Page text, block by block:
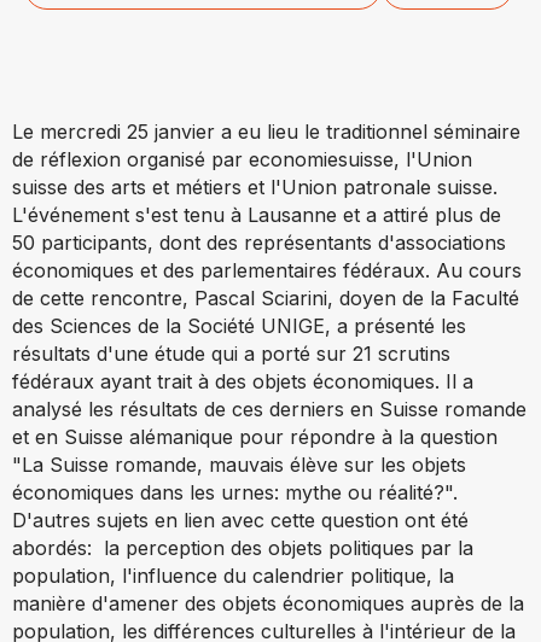
Le mercredi 25 janvier a eu lieu le traditionnel séminaire
de réflexion organisé par economiesuisse, l'Union
suisse des arts et métiers et l'Union patronale suisse.
L'événement s'est tenu à Lausanne et a attiré plus de
50 participants, dont des représentants d'associations
économiques et des parlementaires fédéraux. Au cours
de cette rencontre, Pascal Sciarini, doyen de la Faculté
des Sciences de la Société UNIGE, a présenté les
résultats d'une étude qui a porté sur 21 scrutins
fédéraux ayant trait à des objets économiques. Il a
analysé les résultats de ces derniers en Suisse romande
et en Suisse alémanique pour répondre à la question
"La Suisse romande, mauvais élève sur les objets
économiques dans les urnes: mythe ou réalité?".
D'autres sujets en lien avec cette question ont été
abordés: la perception des objets politiques par la
population, l'influence du calendrier politique, la
manière d'amener des objets économiques auprès de la
population, les différences culturelles à l'intérieur de la